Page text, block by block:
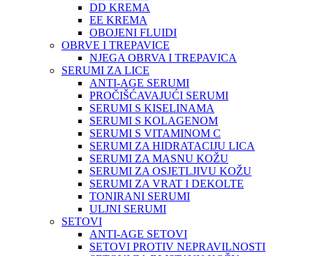
DD KREMA
EE KREMA
OBOJENI FLUIDI
OBRVE I TREPAVICE
NJEGA OBRVA I TREPAVICA
SERUMI ZA LICE
ANTI-AGE SERUMI
PROČIŠĆAVAJUĆI SERUMI
SERUMI S KISELINAMA
SERUMI S KOLAGENOM
SERUMI S VITAMINOM C
SERUMI ZA HIDRATACIJU LICA
SERUMI ZA MASNU KOŽU
SERUMI ZA OSJETLJIVU KOŽU
SERUMI ZA VRAT I DEKOLTE
TONIRANI SERUMI
ULJNI SERUMI
SETOVI
ANTI-AGE SETOVI
SETOVI PROTIV NEPRAVILNOSTI